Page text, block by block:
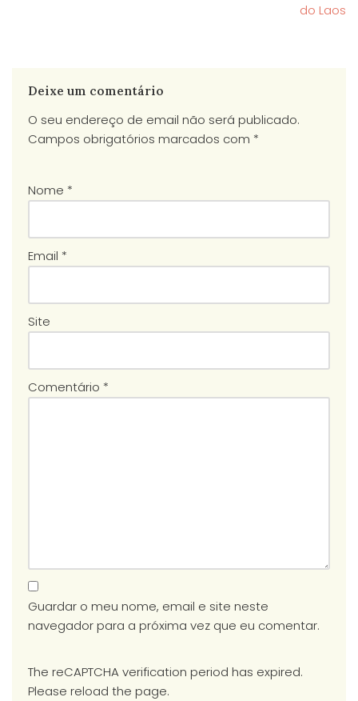
do Laos
Deixe um comentário
O seu endereço de email não será publicado.
Campos obrigatórios marcados com *
Nome *
Email *
Site
Comentário *
Guardar o meu nome, email e site neste
navegador para a próxima vez que eu comentar.
The reCAPTCHA verification period has expired.
Please reload the page.